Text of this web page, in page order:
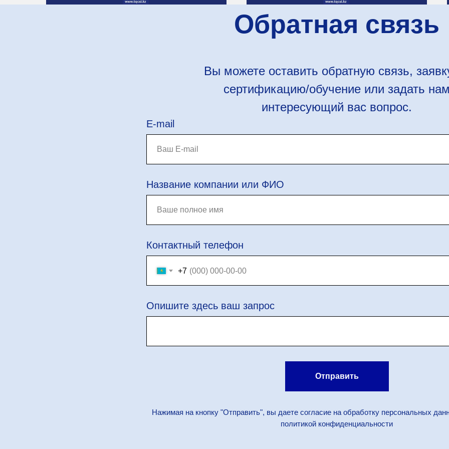
Обратная связь
Вы можете оставить обратную связь,
сертификацию/обучение или задать нам
интересующий вас вопрос.
E-mail
Название компании или ФИО
Контактный телефон
+7
Опишите здесь ваш запрос
Отправить
Нажимая на кнопку "Отправить", вы даете согласие на обработку персональных
политикой конфиденциальности